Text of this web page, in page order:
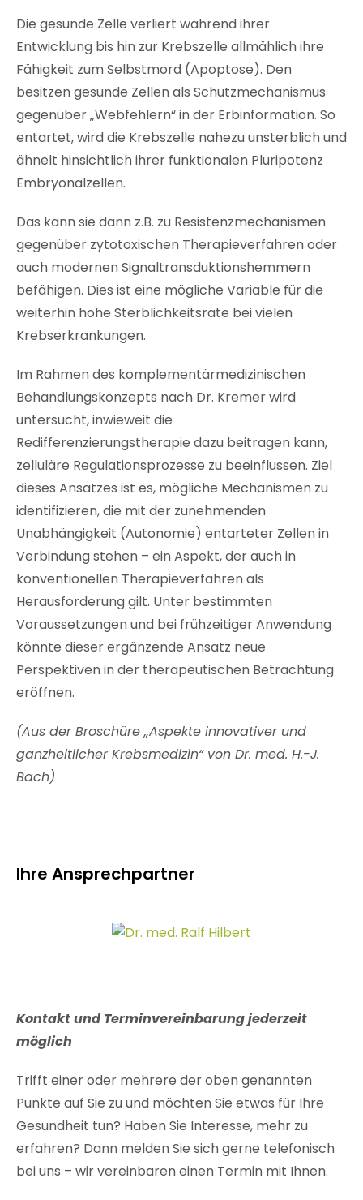
Die gesunde Zelle verliert während ihrer
Entwicklung bis hin zur Krebszelle allmählich ihre
Fähigkeit zum Selbstmord (Apoptose). Den
besitzen gesunde Zellen als Schutzmechanismus
gegenüber „Webfehlern“ in der Erbinformation. So
entartet, wird die Krebszelle nahezu unsterblich und
ähnelt hinsichtlich ihrer funktionalen Pluripotenz
Embryonalzellen.
Das kann sie dann z.B. zu Resistenzmechanismen
gegenüber zytotoxischen Therapieverfahren oder
auch modernen Signaltransduktionshemmern
befähigen. Dies ist eine mögliche Variable für die
weiterhin hohe Sterblichkeitsrate bei vielen
Krebserkrankungen.
Im Rahmen des komplementärmedizinischen
Behandlungskonzepts nach Dr. Kremer wird
untersucht, inwieweit die
Redifferenzierungstherapie dazu beitragen kann,
zelluläre Regulationsprozesse zu beeinflussen. Ziel
dieses Ansatzes ist es, mögliche Mechanismen zu
identifizieren, die mit der zunehmenden
Unabhängigkeit (Autonomie) entarteter Zellen in
Verbindung stehen – ein Aspekt, der auch in
konventionellen Therapieverfahren als
Herausforderung gilt. Unter bestimmten
Voraussetzungen und bei frühzeitiger Anwendung
könnte dieser ergänzende Ansatz neue
Perspektiven in der therapeutischen Betrachtung
eröffnen.
(Aus der Broschüre „Aspekte innovativer und
ganzheitlicher Krebsmedizin“ von Dr. med. H.-J.
Bach)
Ihre Ansprechpartner
Kontakt und Terminvereinbarung jederzeit
möglich
Trifft einer oder mehrere der oben genannten
Punkte auf Sie zu und möchten Sie etwas für Ihre
Gesundheit tun? Haben Sie Interesse, mehr zu
erfahren? Dann melden Sie sich gerne telefonisch
bei uns – wir vereinbaren einen Termin mit Ihnen.